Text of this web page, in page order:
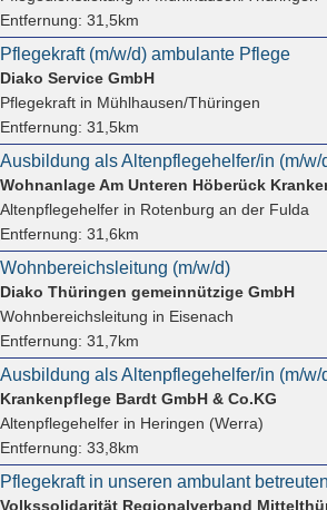
Entfernung: 31,5km
Pflegekraft (m/w/d) ambulante Pflege
Diako Service GmbH
Pflegekraftin Mühlhausen/Thüringen
Entfernung: 31,5km
Altenpflegehelferin Rotenburg an der Fulda
Entfernung: 31,6km
Wohnbereichsleitung (m/w/d)
Diako Thüringen gemeinnützige GmbH
Wohnbereichsleitung in Eisenach
Entfernung: 31,7km
Krankenpflege Bardt GmbH & Co.KG
Altenpflegehelferin Heringen (Werra)
Entfernung: 33,8km